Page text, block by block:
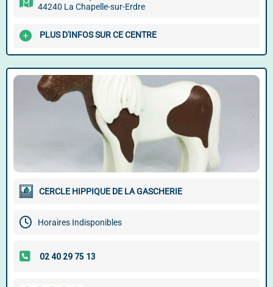
44240 La Chapelle-sur-Erdre
PLUS D'INFOS SUR CE CENTRE
CERCLE HIPPIQUE DE LA GASCHERIE
Horaires Indisponibles